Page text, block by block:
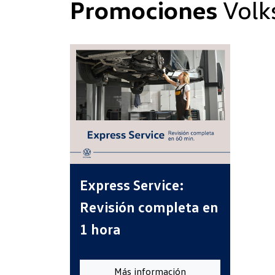
Promociones
Express Service:
Revisión completa en
1 hora
Más información